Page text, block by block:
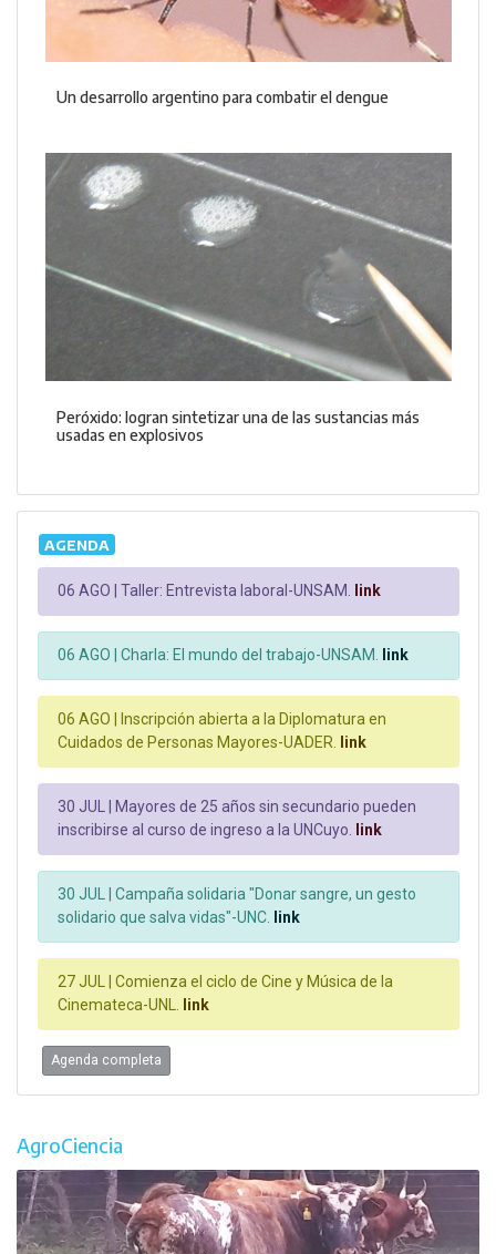
Un desarrollo argentino para combatir el dengue
Peróxido: logran sintetizar una de las sustancias más
usadas en explosivos
AGENDA
06 AGO | Taller: Entrevista laboral-UNSAM. link
06 AGO | Charla: El mundo del trabajo-UNSAM. link
06 AGO |
Inscripción abierta a la Diplomatura en
Cuidados de Personas Mayores-UADER. link
30 JUL |
Mayores de 25 años sin secundario pueden
inscribirse al curso de ingreso a la UNCuyo. link
30 JUL | Campaña solidaria "Donar sangre, un gesto
solidario que salva vidas"-UNC. link
27 JUL | Comienza el ciclo de Cine y Música de la
Cinemateca-UNL. link
Agenda completa
AgroCiencia